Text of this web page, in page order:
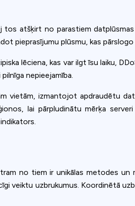
atšķirt no parastiem
pieprasījumu plūsmu, kas pārslogo
lēciena, kas var ilgt īsu laiku,
nepieejamība.
vietām, izmantojot apdraudētu
lai pārpludinātu mērķa
no tiem ir unikālas metodes un
veiktu uzbrukumus. Koordinētā